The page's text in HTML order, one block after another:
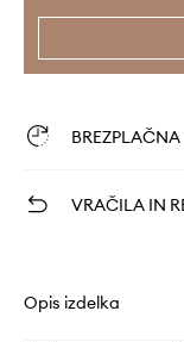
VRAČILA IN
Opis izdelka